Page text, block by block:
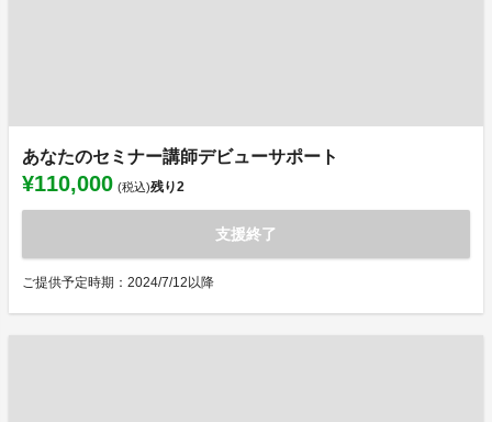
あなたのセミナー講師デビューサポート
¥110,000 (税込)残り2
支援終了
ご提供予定時期：2024/7/12以降